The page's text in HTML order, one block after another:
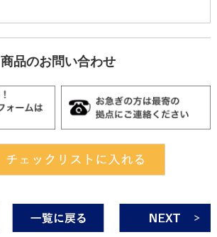
商品のお問い合わせ